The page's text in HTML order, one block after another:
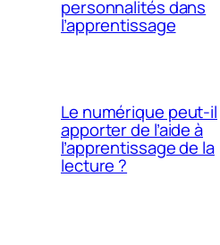
personnalités dans
l’apprentissage
Le numérique peut-il
apporter de l’aide à
l’apprentissage de la
lecture ?